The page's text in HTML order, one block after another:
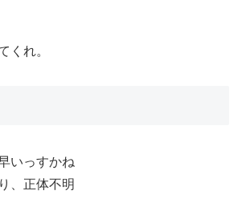
くれ。
いっすかね
、正体不明